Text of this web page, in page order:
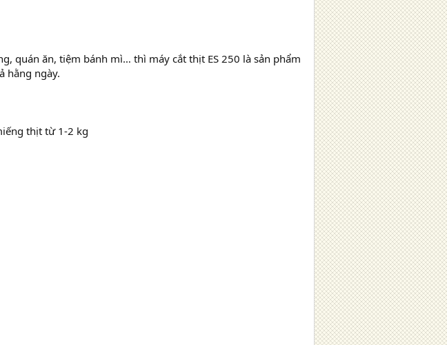
quán ăn, tiệm bánh mì… thì máy cắt thịt ES 250 là sản phẩm
hằng ngày.
thịt từ 1-2 kg